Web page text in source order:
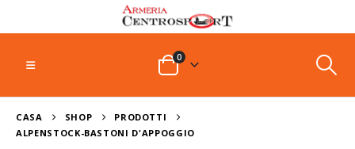
0
CASA SHOP
PRODOTTI
ALPENSTOCK-BASTONI D'APPOGGIO